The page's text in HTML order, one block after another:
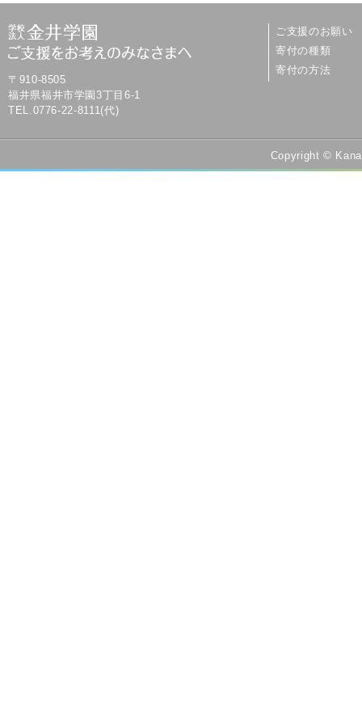
〒910-8505
福井県福井市学園3丁目6-1
TEL.0776-22-8111(代)
ご支援のお願い
寄付の種類
寄付の方法
Copyright ©